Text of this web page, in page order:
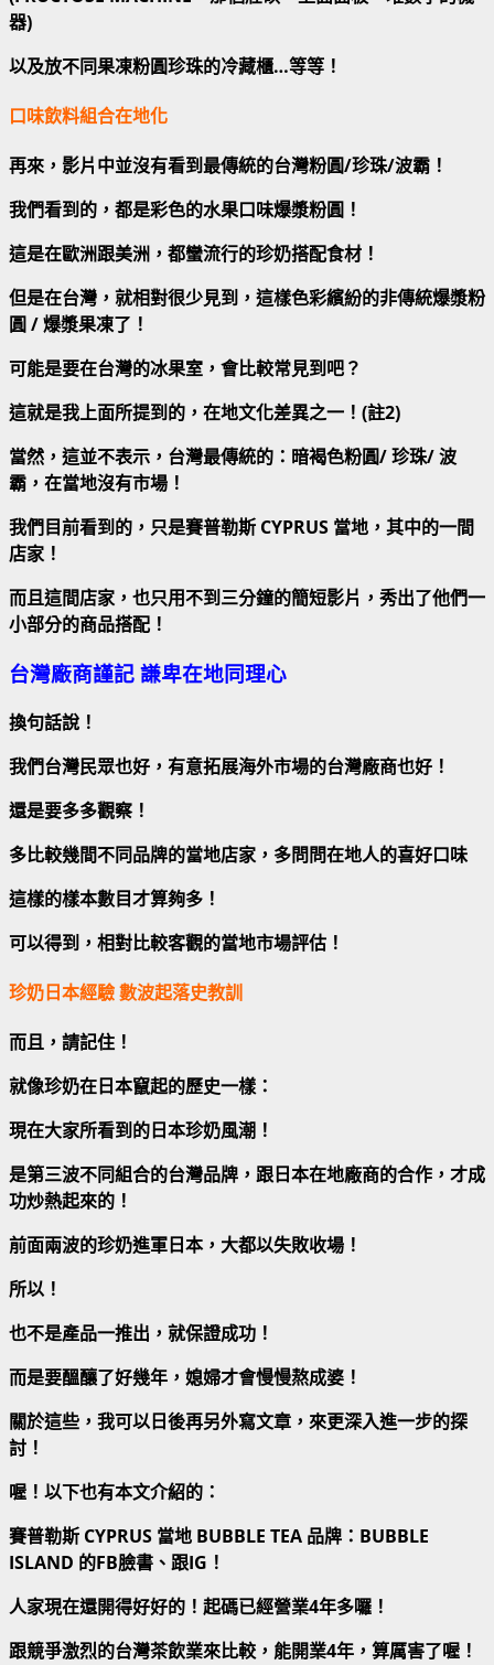
器)
以及放不同果凍粉圓珍珠的冷藏櫃…等等！
口味飲料組合在地化
再來，影片中並沒有看到最傳統的台灣粉圓/珍珠/波霸！
我們看到的，都是彩色的水果口味爆漿粉圓！
這是在歐洲跟美洲，都蠻流行的珍奶搭配食材！
但是在台灣，就相對很少見到，這樣色彩繽紛的非傳統爆漿粉
圓 / 爆漿果凍了！
可能是要在台灣的冰果室，會比較常見到吧？
這就是我上面所提到的，在地文化差異之一！(註2)
當然，這並不表示，台灣最傳統的：暗褐色粉圓/ 珍珠/ 波
霸，在當地沒有市場！
我們目前看到的，只是賽普勒斯 CYPRUS 當地，其中的一間
店家！
而且這間店家，也只用不到三分鐘的簡短影片，秀出了他們一
小部分的商品搭配！
台灣廠商謹記 謙卑在地同理心
換句話說！
我們台灣民眾也好，有意拓展海外市場的台灣廠商也好！
還是要多多觀察！
多比較幾間不同品牌的當地店家，多問問在地人的喜好口味
這樣的樣本數目才算夠多！
可以得到，相對比較客觀的當地市場評估！
珍奶日本經驗 數波起落史教訓
而且，請記住！
就像珍奶在日本竄起的歷史一樣：
現在大家所看到的日本珍奶風潮！
是第三波不同組合的台灣品牌，跟日本在地廠商的合作，才成
功炒熱起來的！
前面兩波的珍奶進軍日本，大都以失敗收場！
所以！
也不是產品一推出，就保證成功！
而是要醞釀了好幾年，媳婦才會慢慢熬成婆！
關於這些，我可以日後再另外寫文章，來更深入進一步的探
討！
喔！以下也有本文介紹的：
賽普勒斯 CYPRUS 當地 BUBBLE TEA 品牌：BUBBLE
ISLAND 的FB臉書、跟IG！
人家現在還開得好好的！起碼已經營業4年多囉！
跟競爭激烈的台灣茶飲業來比較，能開業4年，算厲害了喔！